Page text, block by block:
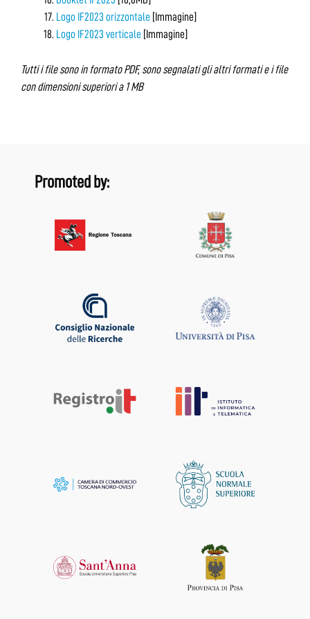
Logo IF2023 orizzontale [Immagine]
Logo IF2023 verticale [Immagine]
Tutti i file sono in formato PDF, sono segnalati gli altri formati e i file
con dimensioni superiori a 1 MB
Promoted by: